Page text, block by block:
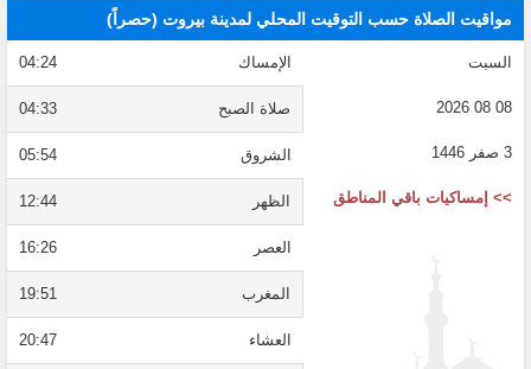
مواقيت الصلاة حسب التوقيت المحلي لمدينة بيروت (حصراً)
السبت
08 08 2026
3 صفر 1446
>> إمساكيات باقي المناطق
الإمساك 04:24
صلاة الصبح 04:33
الشروق 05:54
الظهر 12:44
العصر 16:26
المغرب 19:51
العشاء 20:47